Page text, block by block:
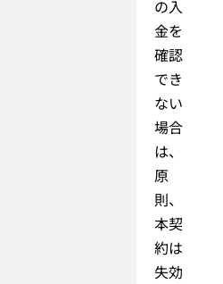
の入
金を
確認
でき
ない
場合
は、
原
則、
本契
約は
失効